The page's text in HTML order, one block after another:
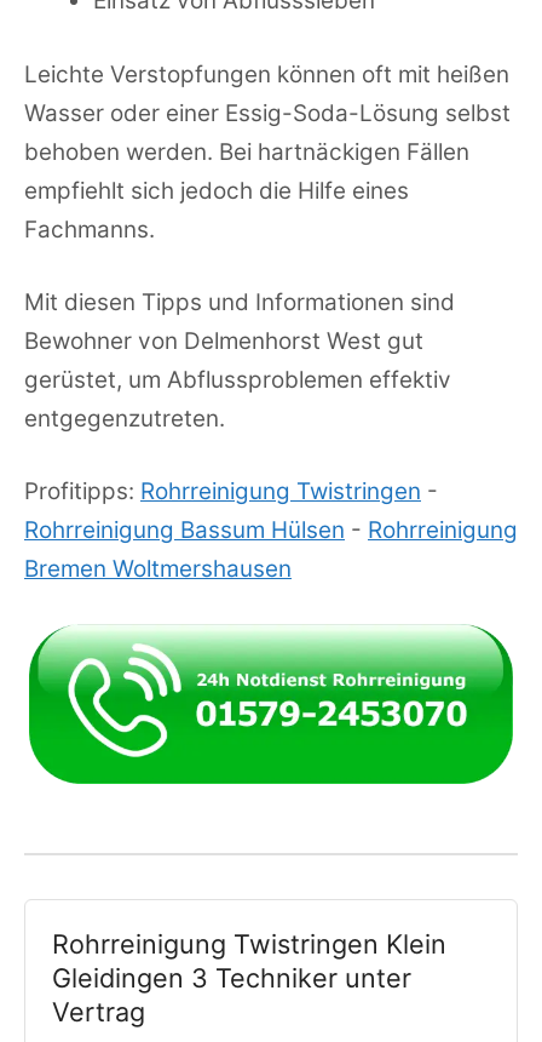
Leichte Verstopfungen können oft mit heißen
Wasser oder einer Essig-Soda-Lösung selbst
behoben werden. Bei hartnäckigen Fällen
empfiehlt sich jedoch die Hilfe eines
Fachmanns.
Mit diesen Tipps und Informationen sind
Bewohner von Delmenhorst West gut
gerüstet, um Abflussproblemen effektiv
entgegenzutreten.
Profitipps: Rohrreinigung Twistringen -
Rohrreinigung Bassum Hülsen - Rohrreinigung
Bremen Woltmershausen
Rohrreinigung Twistringen Klein
Gleidingen 3 Techniker unter
Vertrag